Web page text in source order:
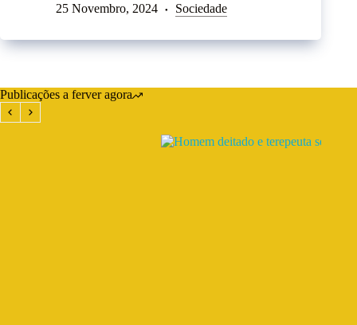
25 Novembro, 2024
Sociedade
Publicações a ferver agora